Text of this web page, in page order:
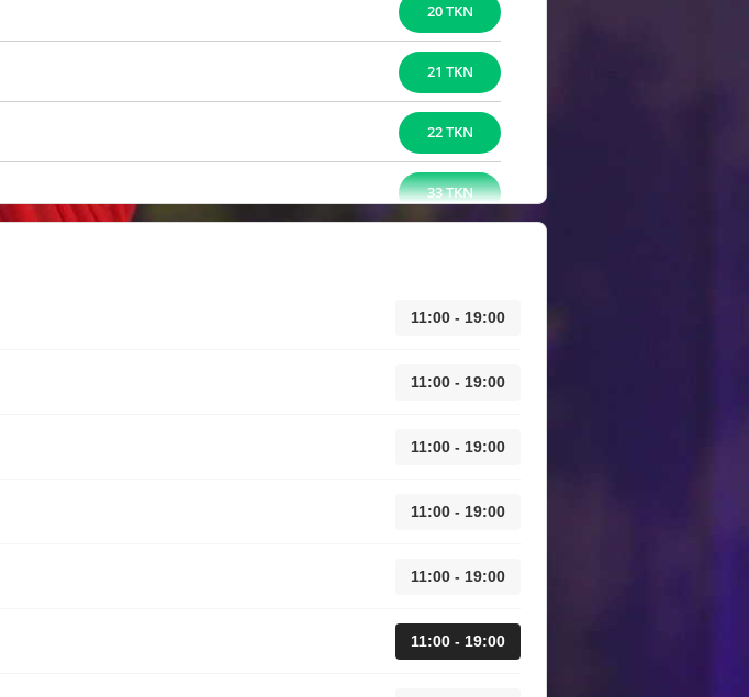
20 TKN
21 TKN
22 TKN
33 TKN
11:00 - 19:00
11:00 - 19:00
11:00 - 19:00
11:00 - 19:00
11:00 - 19:00
11:00 - 19:00